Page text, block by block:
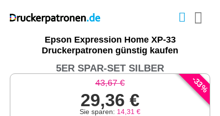
Epson Expression Home XP-33
Druckerpatronen günstig kaufen
5ER SPAR-SET SILBER
-
33
%
43,67 €
29,36 €
Sie sparen: 14,31 €